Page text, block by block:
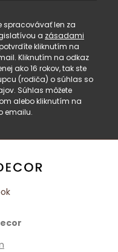
spracovávať len za
a zásadami
kliknutím na
Kliknutím na odkaz
ako 16 rokov, tak ste
(rodiča) o súhlas so
Súhlas môžete
alebo kliknutím na
emailu.